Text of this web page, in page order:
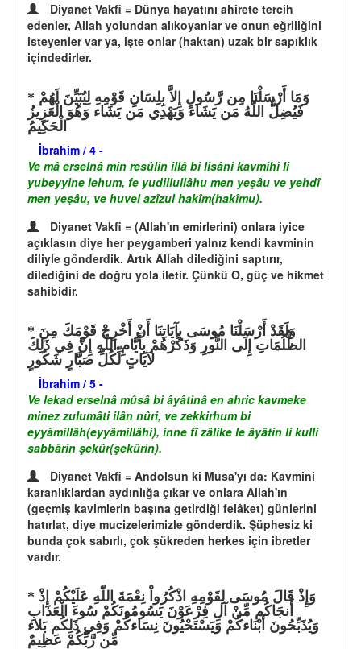
Diyanet Vakfi = Dünya hayatını ahirete tercih
edenler, Allah yolundan alıkoyanlar ve onun eğriliğini
isteyenler var ya, işte onlar (haktan) uzak bir sapıklık
içindedirler.
فَيُضِلُّ اللّهُ مَن يَشَاء وَيَهْدِي مَن يَشَاء وَهُوَ الْعَزِيزُ
الْحَكِيمُ
İbrahim / 4 -
Ve mâ erselnâ min resûlin illâ bi lisâni kavmihî li
yubeyyine lehum, fe yudillullâhu men yeşâu ve yehdî
men yeşâu, ve huvel azîzul hakîm(hakîmu).
Diyanet Vakfi = (Allah'ın emirlerini) onlara iyice
açıklasın diye her peygamberi yalnız kendi kavminin
diliyle gönderdik. Artık Allah dilediğini saptırır,
dilediğini de doğru yola iletir. Çünkü O, güç ve hikmet
sahibidir.
الظُّلُمَاتِ إِلَى النُّورِ وَذَكِّرْهُمْ بِأَيَّامِ اللّهِ إِنَّ فِي ذَلِكَ
لآيَاتٍ لِّكُلِّ صَبَّارٍ شَكُورٍ
İbrahim / 5 -
Ve lekad erselnâ mûsâ bi âyâtinâ en ahric kavmeke
minez zulumâti ilân nûri, ve zekkirhum bi
eyyâmillâh(eyyâmillâhi), inne fî zâlike le âyâtin li kulli
sabbârin şekûr(şekûrin).
Diyanet Vakfi = Andolsun ki Musa'yı da: Kavmini
karanlıklardan aydınlığa çıkar ve onlara Allah'ın
(geçmiş kavimlerin başına getirdiği felâket) günlerini
hatırlat, diye mucizelerimizle gönderdik. Şüphesiz ki
bunda çok sabırlı, çok şükreden herkes için ibretler
vardır.
أَنجَاكُم مِّنْ آلِ فِرْعَوْنَ يَسُومُونَكُمْ سُوءَ الْعَذَابِ
وَيُذَبِّحُونَ أَبْنَاءكُمْ وَيَسْتَحْيُونَ نِسَاءكُمْ وَفِي ذَلِكُم بَلاء
مِّن رَّبِّكُمْ عَظِيمٌ